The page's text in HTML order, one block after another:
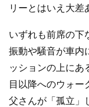
リーとはいえ大差
いずれも前席の下
振動や騒音が車内
ッションの上にあ
目以降へのウォー
父さんが「孤立」